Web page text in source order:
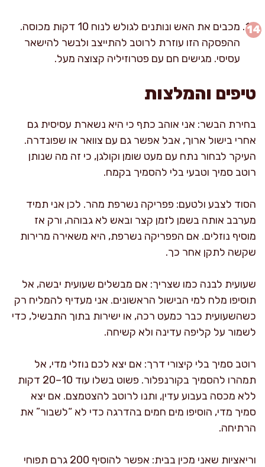
מכבים את האש ונותנים לגולש לנוח 10 דקות מכוסה.
ההפסקה הזו עוזרת לרוטב להתייצב ולבשר להישאר
עסיסי. מגישים חם עם פטרוזיליה קצוצה מעל.
טיפים והמלצות
בחירת הבשר: אני אוהב כתף כי היא נשארת עסיסית גם
אחרי בישול ארוך, אבל אפשר גם עם צוואר או שפונדרה.
העיקר לבחור נתח עם מעט שומן וקולגן, כי זה מה שנותן
רוטב סמיך וטבעי בלי להסמיך בקמח.
הסוד לצבע ולטעם: פפריקה נשרפת מהר. לכן אני תמיד
מערבב אותה בשמן לזמן קצר ובאש לא גבוהה, ורק אז
מוסיף נוזלים. אם הפפריקה נשרפת, היא משאירה מרירות
שקשה לתקן אחר כך.
שעועית לבנה כמו שצריך: אם מבשלים שעועית יבשה, אל
תוסיפו מלח למי הבישול הראשונים. אני מעדיף להמליח רק
כשהשעועית כבר כמעט רכה, או ישירות בתוך התבשיל, כדי
לשמור על קליפה עדינה ולא קשיחה.
רוטב סמיך בלי קיצורי דרך: אם יצא לכם נוזלי מדי, אל
תמהרו להסמיך בקורנפלור. פשוט בשלו עוד 10–20 דקות
ללא מכסה בעבוע עדין, ותנו לרוטב להצטמצם. אם יצא
סמיך מדי, הוסיפו מים חמים בהדרגה כדי לא “לשבור” את
הרתיחה.
וריאציות שאני מכין בבית: אפשר להוסיף 200 גרם תפוחי